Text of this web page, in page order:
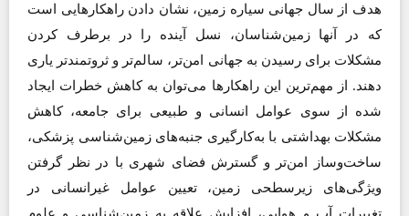
هدف از سال جهانی سیاره زمین، نشان دادن راهکارهایی است
که در آنها زمین‌شناسان، نسل آینده را در برطرف کردن
مشکلات برای رسیدن به جهانی امن‌تر، سالم‌تر و ثروتمندتر یاری
دهند. از مهم‌ترین این راهکارها می‌توان به کاهش خطرات ایجاد
شده از سوی عوامل انسانی و طبیعی برای جامعه، کاهش
مشکلات بهداشتی با به‌کارگیری جنبه‌های زمین‌شناسی پزشکی،
ساخت‌وساز امن‌تر و گسترش فضای شهری با در نظر گرفتن
ویژگی‌های زیرسطحی زمین، تعیین عوامل غیرانسانی در